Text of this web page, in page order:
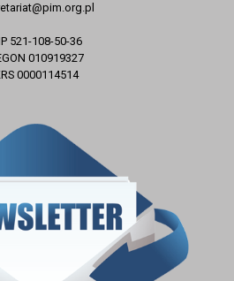
521-108-50-36
010919327
0000114514
DO NEWSLETTERA
E-mail